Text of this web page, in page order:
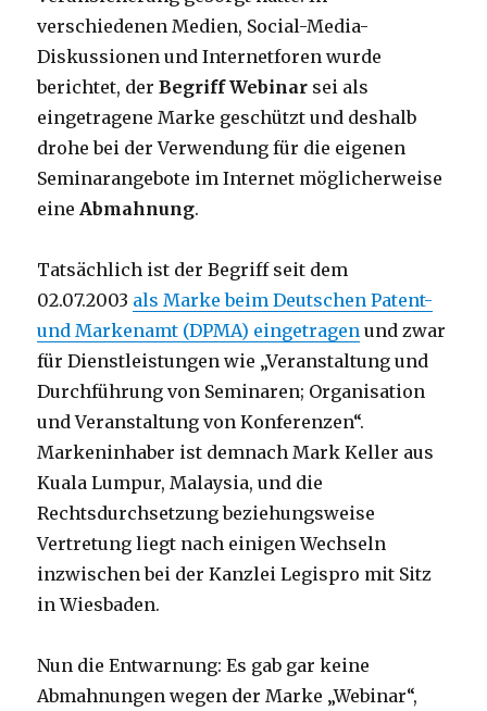
verschiedenen Medien, Social-Media-
Diskussionen und Internetforen wurde
berichtet, derBegriff Webinar sei als
eingetragene Marke geschützt und deshalb
drohe bei der Verwendung für die eigenen
Seminarangebote im Internet möglicherweise
eineAbmahnung.
Tatsächlich ist der Begriff seit dem
02.07.2003 als Marke beim Deutschen Patent-
und Markenamt (DPMA) eingetragen und zwar
für Dienstleistungen wie „Veranstaltung und
Durchführung von Seminaren; Organisation
und Veranstaltung von Konferenzen“.
Markeninhaber ist demnach Mark Keller aus
Kuala Lumpur, Malaysia, und die
Rechtsdurchsetzung beziehungsweise
Vertretung liegt nach einigen Wechseln
inzwischen bei der Kanzlei Legispro mit Sitz
in Wiesbaden.
Nun die Entwarnung: Es gab gar keine
Abmahnungen wegen der Marke „Webinar“,